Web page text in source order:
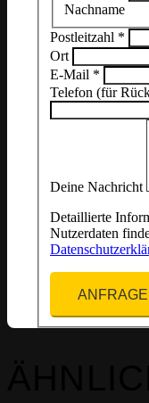
Nachname
Postleitzahl *
Ort
E-Mail *
Telefon (für
Deine Nachricht
Detaillierte
Nutzerdaten